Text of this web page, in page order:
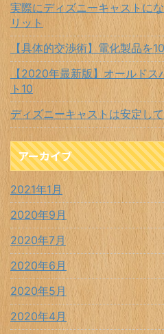
実際にディズニーキャストに
リット
【具体的交渉術】電化製品を
【2020年最新版】オールド
ト10
ディズニーキャストは安定し
アーカイブ
2021年1月
2020年9月
2020年7月
2020年6月
2020年5月
2020年4月